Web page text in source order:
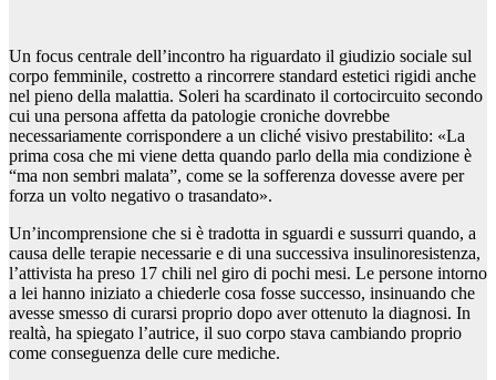
Un focus centrale dell’incontro ha riguardato il giudizio sociale sul
corpo femminile, costretto a rincorrere standard estetici rigidi anche
nel pieno della malattia. Soleri ha scardinato il cortocircuito secondo
cui una persona affetta da patologie croniche dovrebbe
necessariamente corrispondere a un cliché visivo prestabilito: «La
prima cosa che mi viene detta quando parlo della mia condizione è
“ma non sembri malata”, come se la sofferenza dovesse avere per
forza un volto negativo o trasandato».
Un’incomprensione che si è tradotta in sguardi e sussurri quando, a
causa delle terapie necessarie e di una successiva insulinoresistenza,
l’attivista ha preso 17 chili nel giro di pochi mesi. Le persone intorno
a lei hanno iniziato a chiederle cosa fosse successo, insinuando che
avesse smesso di curarsi proprio dopo aver ottenuto la diagnosi. In
realtà, ha spiegato l’autrice, il suo corpo stava cambiando proprio
come conseguenza delle cure mediche.